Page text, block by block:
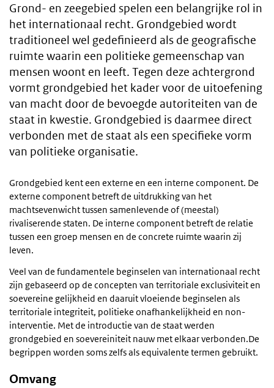
Grond- en zeegebied spelen een belangrijke rol in
het internationaal recht. Grondgebied wordt
traditioneel wel gedefinieerd als de geografische
ruimte waarin een politieke gemeenschap van
mensen woont en leeft. Tegen deze achtergrond
vormt grondgebied het kader voor de uitoefening
van macht door de bevoegde autoriteiten van de
staat in kwestie. Grondgebied is daarmee direct
verbonden met de staat als een specifieke vorm
van politieke organisatie.
Grondgebied kent een externe en een interne component. De
externe component betreft de uitdrukking van het
machtsevenwicht tussen samenlevende of (meestal)
rivaliserende staten. De interne component betreft de relatie
tussen een groep mensen en de concrete ruimte waarin zij
leven.
Veel van de fundamentele beginselen van internationaal recht
zijn gebaseerd op de concepten van territoriale exclusiviteit en
soevereine gelijkheid en daaruit vloeiende beginselen als
territoriale integriteit, politieke onafhankelijkheid en non-
interventie. Met de introductie van de staat werden
grondgebied en soevereiniteit nauw met elkaar verbonden.De
begrippen worden soms zelfs als equivalente termen gebruikt.
Omvang